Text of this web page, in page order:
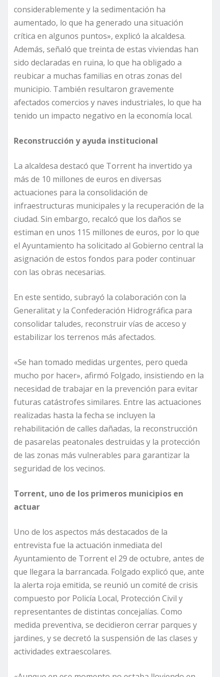
considerablemente y la sedimentación ha
aumentado, lo que ha generado una situación
crítica en algunos puntos», explicó la alcaldesa.
Además, señaló que treinta de estas viviendas han
sido declaradas en ruina, lo que ha obligado a
reubicar a muchas familias en otras zonas del
municipio. También resultaron gravemente
afectados comercios y naves industriales, lo que ha
tenido un impacto negativo en la economía local.
Reconstrucción y ayuda institucional
La alcaldesa destacó que Torrent ha invertido ya
más de 10 millones de euros en diversas
actuaciones para la consolidación de
infraestructuras municipales y la recuperación de la
ciudad. Sin embargo, recalcó que los daños se
estiman en unos 115 millones de euros, por lo que
el Ayuntamiento ha solicitado al Gobierno central la
asignación de estos fondos para poder continuar
con las obras necesarias.
En este sentido, subrayó la colaboración con la
Generalitat y la Confederación Hidrográfica para
consolidar taludes, reconstruir vías de acceso y
estabilizar los terrenos más afectados.
«Se han tomado medidas urgentes, pero queda
mucho por hacer», afirmó Folgado, insistiendo en la
necesidad de trabajar en la prevención para evitar
futuras catástrofes similares. Entre las actuaciones
realizadas hasta la fecha se incluyen la
rehabilitación de calles dañadas, la reconstrucción
de pasarelas peatonales destruidas y la protección
de las zonas más vulnerables para garantizar la
seguridad de los vecinos.
Torrent, uno de los primeros municipios en
actuar
Uno de los aspectos más destacados de la
entrevista fue la actuación inmediata del
Ayuntamiento de Torrent el 29 de octubre, antes de
que llegara la barrancada. Folgado explicó que, ante
la alerta roja emitida, se reunió un comité de crisis
compuesto por Policía Local, Protección Civil y
representantes de distintas concejalías. Como
medida preventiva, se decidieron cerrar parques y
jardines, y se decretó la suspensión de las clases y
actividades extraescolares.